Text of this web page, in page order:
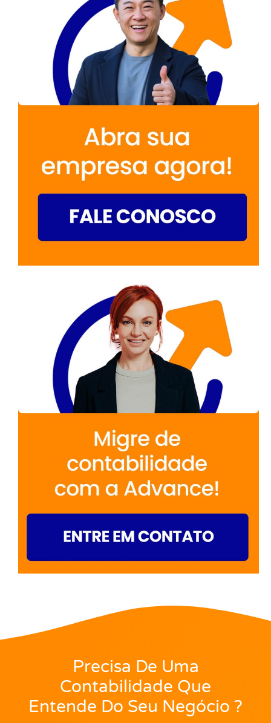
Precisa De Uma
Contabilidade Que
Entende Do Seu Negócio ?